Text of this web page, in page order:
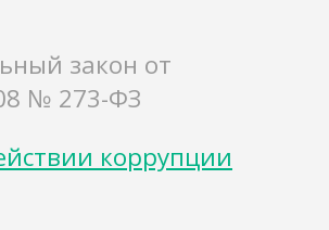
закон от
№ 273-ФЗ
коррупции